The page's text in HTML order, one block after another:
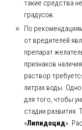
такие средства
градусов.
По
от вредителей
препарат
признаков
раствор
литрах воды.
для того, чтобы
стадии развития.
«Липидоцид».